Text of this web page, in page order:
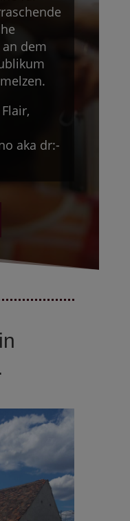
dem
aka dr:-